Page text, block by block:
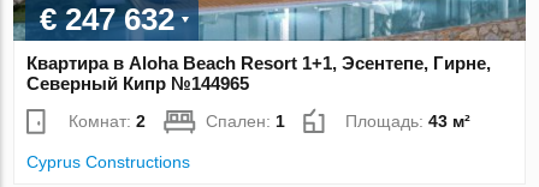
€ 247 632
Квартира в Aloha Beach Resort 1+1, Эсентепе, Гирне,
Северный Кипр №144965
Комнат:2 Спален:1 Площадь:43 м²
Cyprus Constructions